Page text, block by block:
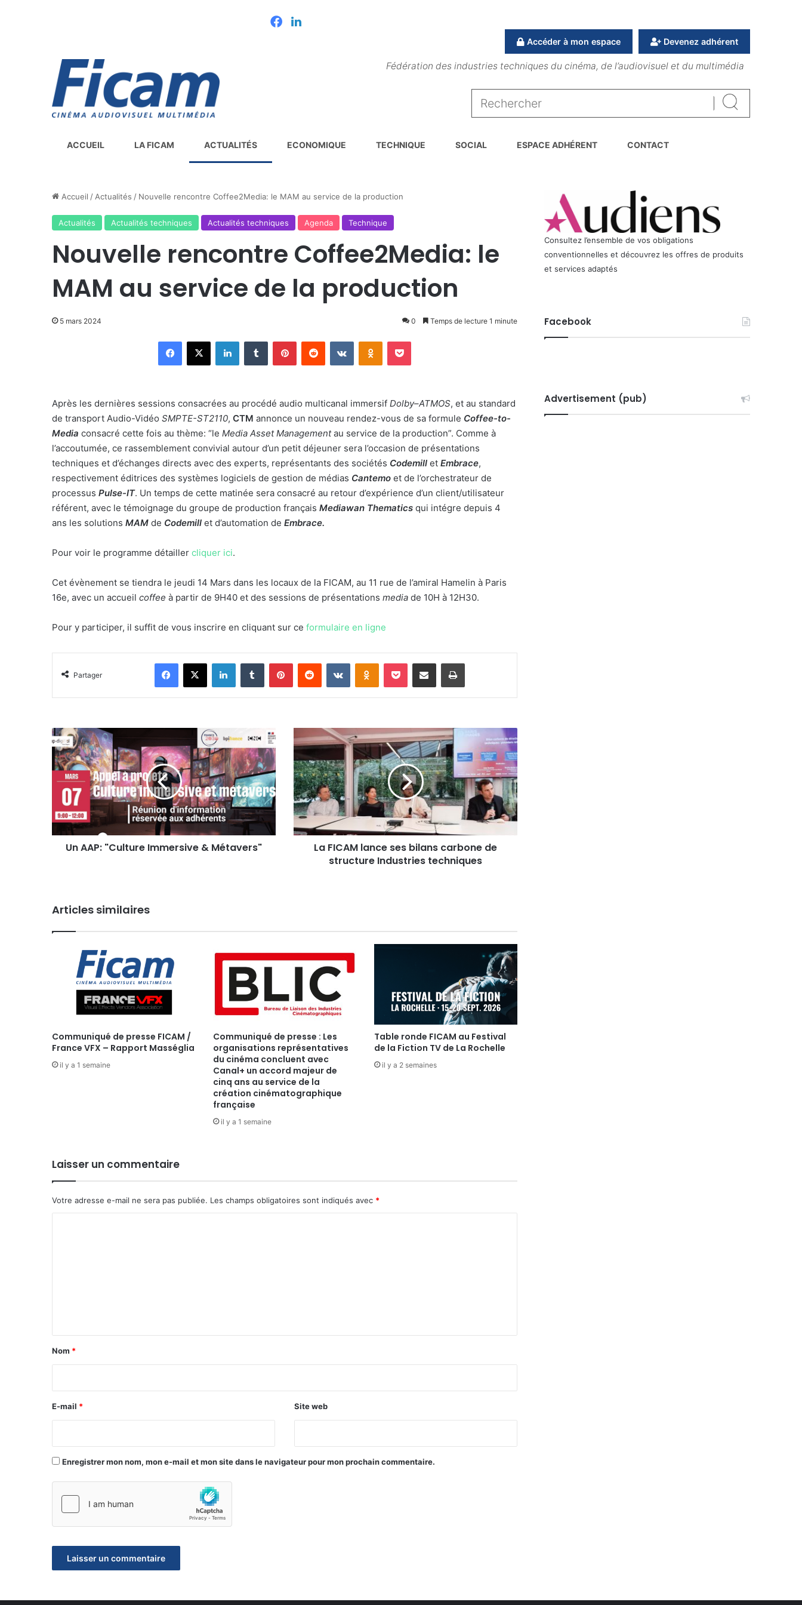
Facebook
Linkedin
Devenez adhérent
Accéder à mon espace
Fédération des industries techniques du cinéma, de l’audiovisuel et du multimédia
Rechercher
ACCUEIL LA FICAM ACTUALITÉS ECONOMIQUE TECHNIQUE SOCIAL ESPACE ADHÉRENT CONTACT
Accueil / Actualités / Nouvelle rencontre Coffee2Media: le MAM au service de la production
Actualités Actualités techniques Actualités techniques Agenda Technique
Nouvelle rencontre Coffee2Media: le
MAM au service de la production
5 mars 2024 0 Temps de lecture 1 minute
Facebook
X LinkedinTumblr PinterestReddit VKontakteOdnoklassniki
Pocket
Après les dernières sessions consacrées au procédé audio multicanal immersif Dolby–ATMOS, et au standard
de transport Audio-Vidéo SMPTE-ST2110, CTM annonce un nouveau rendez-vous de sa formule Coffee-to-
Media consacré cette fois au thème: “le Media Asset Managementau service de la production”. Comme à
l’accoutumée, ce rassemblement convivial autour d’un petit déjeuner sera l’occasion de présentations
techniques et d’échanges directs avec des experts, représentants des sociétés Codemill et Embrace,
respectivement éditrices des systèmes logiciels de gestion de médias Cantemo et de l’orchestrateur de
processus Pulse-IT. Un temps de cette matinée sera consacré au retour d’expérience d’un client/utilisateur
référent, avec le témoignage du groupe de production français Mediawan Thematics qui intégre depuis 4
ans les solutions MAM de Codemill et d’automation de Embrace.
Pour voir le programme détailler cliquer ici.
Cet évènement se tiendra le jeudi 14 Mars dans les locaux de la FICAM, au 11 rue de l’amiral Hamelin à Paris
16e, avec un accueil coffee à partir de 9H40 et des sessions de présentations media de 10H à 12H30.
Pour y participer, il suffit de vous inscrire en cliquant sur ce formulaire en ligne
Partager
Facebook
X LinkedinTumblr PinterestReddit VKontakteOdnoklassniki
Pocket Partager par email Imprimer
Un
AAP:
"Culture
Immersive
Métavers"
Un AAP: "Culture Immersive & Métavers"
FICAM
lance
ses
bilans
carbone
de
structure
Industries
techniques
La FICAM lance ses bilans carbone de
structure Industries techniques
Articles similaires
Communiqué de presse FICAM /
France VFX – Rapport Masséglia
il y a 1 semaine
Communiqué de presse : Les
organisations représentatives
du cinéma concluent avec
Canal+ un accord majeur de
cinq ans au service de la
création cinématographique
française
il y a 1 semaine
Table ronde FICAM au Festival
de la Fiction TV de La Rochelle
il y a 2 semaines
Laisser un commentaire
Votre adresse e-mail ne sera pas publiée. Les champs obligatoires sont indiqués avec *
a
i
*
Nom *
E-mail * Site web
Enregistrer mon nom, mon e-mail et mon site dans le navigateur pour mon prochain commentaire.
Consultez l’ensemble de vos obligations
conventionnelles et découvrez les offres de produits
et services adaptés
Facebook
Advertisement (pub)